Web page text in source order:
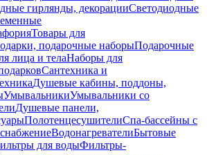
гирлянды, декорацииСветодиодные
Товары для
подарочные наборыПодарочные
лица и телаНаборы для
Сантехника и
Душевые кабины, поддоны,
УмывальникиУмывальники со
Душевые панели,
ПолотенцесушителиСпа-бассейны с
ВодонагревателиБытовые
для водыФильтры-